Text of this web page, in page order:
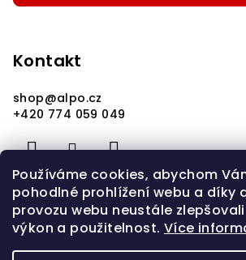
Používáme cookies, abychom
pohodlné prohlížení webu a díky
provozu webu neustále
výkon a použitelnost. Více
Kontakt
shop@alpo.cz
+420 774 059 049